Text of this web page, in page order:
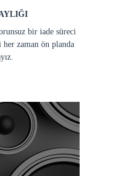
bir iade süreci
zaman ön planda